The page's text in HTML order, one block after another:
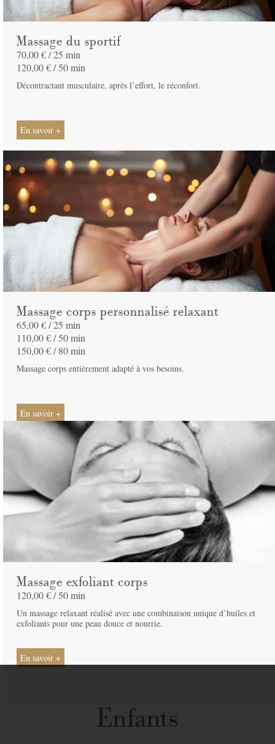
Massage du sportif
70,00 € /25 min
120,00 € /50 min
Décontractant musculaire, après l’effort, le réconfort.
En savoir +
Massage corps personnalisé relaxant
65,00 € /25 min
110,00 € /50 min
150,00 € /80 min
Massage corps entièrement adapté à vos besoins.
En savoir +
Massage exfoliant corps
120,00 € /50 min
Un massage relaxant réalisé avec une combinaison unique d’huiles et
exfoliants pour une peau douce et nourrie.
En savoir +
Enfants